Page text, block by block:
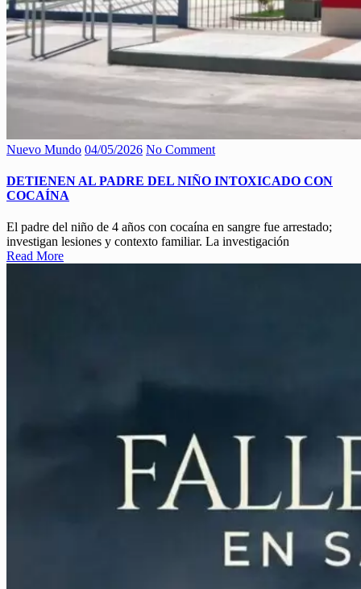
Nuevo Mundo 04/05/2026 No Comment
DETIENEN AL PADRE DEL NIÑO INTOXICADO CON
COCAÍNA
El padre del niño de 4 años con cocaína en sangre fue arrestado;
investigan lesiones y contexto familiar. La investigación
Read More